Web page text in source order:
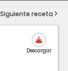
Descargar
Siguiente receta